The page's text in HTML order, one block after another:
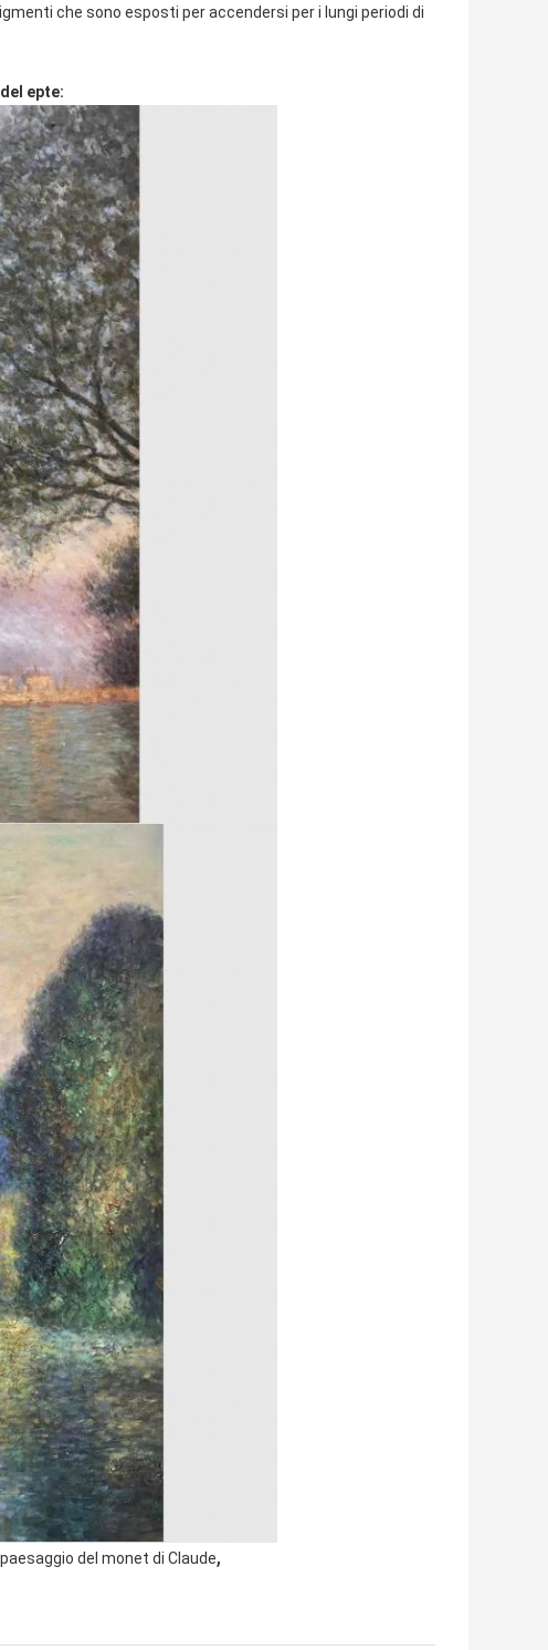
che sono esposti per accendersi per i lungi periodi di
epte:
del monet di Claude,